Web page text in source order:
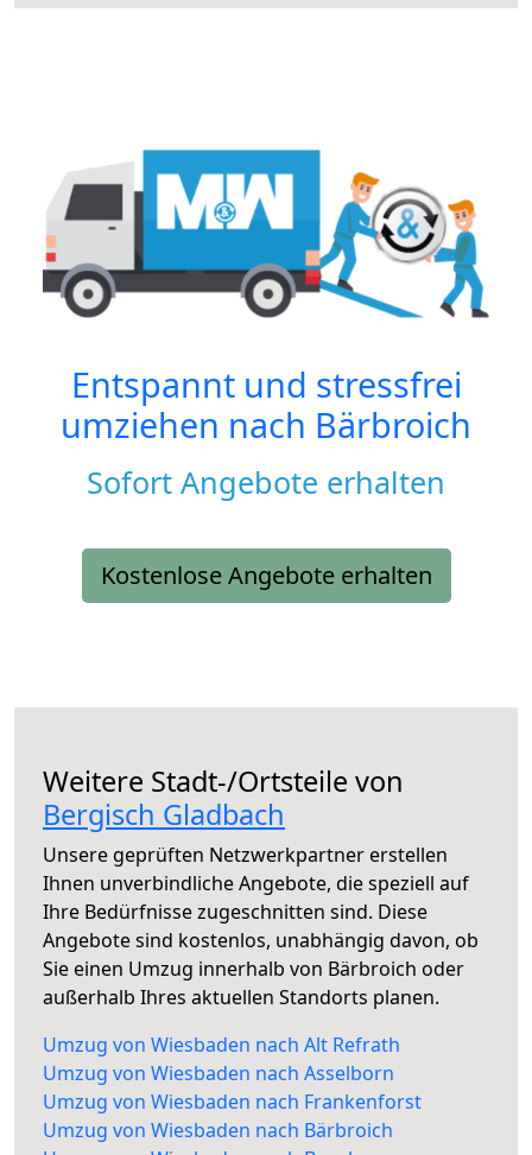
Entspannt und stressfrei
umziehen nach Bärbroich
Sofort Angebote erhalten
Kostenlose Angebote erhalten
Weitere Stadt-/Ortsteile von
Bergisch Gladbach
Unsere geprüften Netzwerkpartner erstellen
Ihnen unverbindliche Angebote, die speziell auf
Ihre Bedürfnisse zugeschnitten sind. Diese
Angebote sind kostenlos, unabhängig davon, ob
Sie einen Umzug innerhalb von Bärbroich oder
außerhalb Ihres aktuellen Standorts planen.
Umzug von Wiesbaden nach Alt Refrath
Umzug von Wiesbaden nach Asselborn
Umzug von Wiesbaden nach Frankenforst
Umzug von Wiesbaden nach Bärbroich